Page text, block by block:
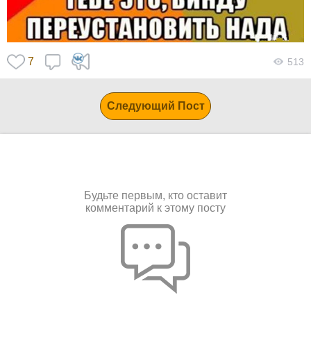
7 513
Следующий Пост
Будьте первым, кто оставит
комментарий к этому посту